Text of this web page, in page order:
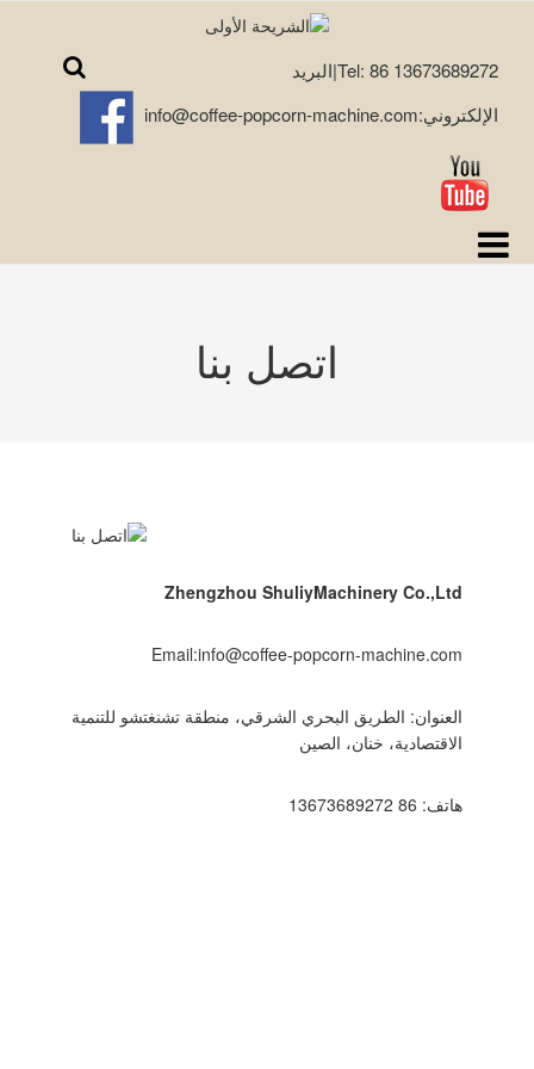
Tel: 86 13673689272|البريد
الإلكتروني:info@coffee-popcorn-machine.com
اتصل بنا
Zhengzhou ShuliyMachinery Co.,Ltd
Email:info@coffee-popcorn-machine.com
العنوان: الطريق البحري الشرقي، منطقة تشنغتشو للتنمية
الاقتصادية، خنان، الصين
هاتف: 86 13673689272